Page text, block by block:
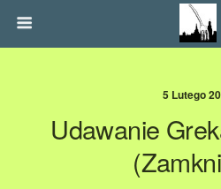
5 Lutego
Udawanie